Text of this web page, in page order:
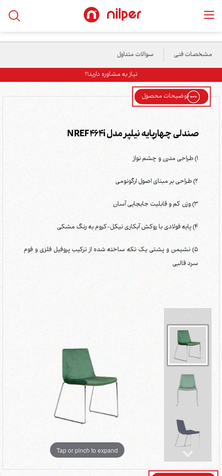
خانه/ صندلی چهارپایه نیلپر مدل NREF 464i
مشخصات فنی سوالات متداول
نیاز به مشاوره دارید!؟
توضیحات محصول
صندلی چهارپایه نیلپر مدل NREF 464i
1) طراحی مدرن و چشم نواز
2) طراحی بر مبنای اصول ارگونومی
3) وزن کم و قابلیت جابجایی آسان
4) پایه فولادی با روکش آبکاری نیکل-کروم به رنگ مشکی
5) نشیمن و پشتی یک تکه ساخته شده از ترکیب پروفیل فلزی و فوم
سرد قالبی
Tap or pinch to expand